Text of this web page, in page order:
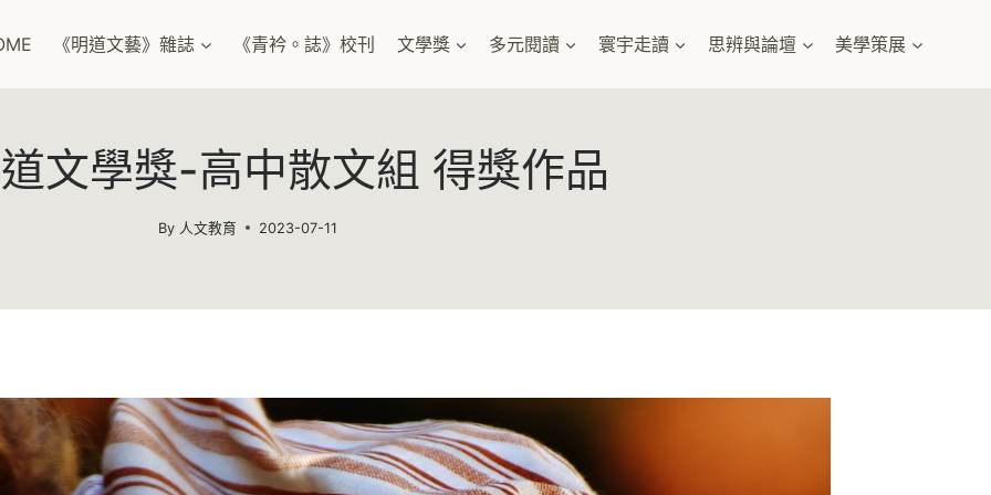
《明道文藝》雜誌 《青衿。誌》校刊 文學獎 多元閱讀 寰宇走讀 思辨與論壇 美學策展
文學獎-高中散文組 得獎作品
By 人文教育 2023-07-11